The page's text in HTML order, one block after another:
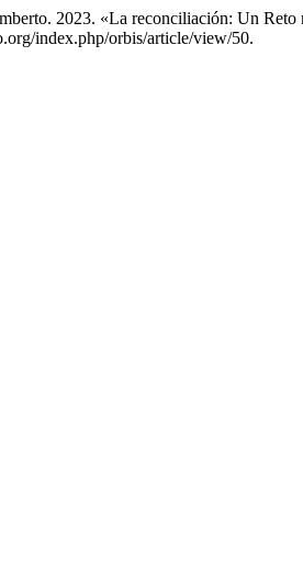
2023. «La reconciliación: Un
index.php/orbis/article/view/50.